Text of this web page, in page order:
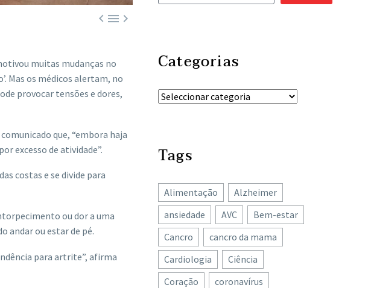

muitas mudanças no
Mas os médicos alertam, no
provocar tensões e dores,
que, “embora haja
excesso de atividade”.
costas e se divide para
ou dor a uma
andar ou estar de pé.
para artrite”, afirma
Categorias
Tags
Alimentação
Alzheimer
ansiedade
AVC
Bem-estar
Cancro
cancro da mama
Cardiologia
Ciência
Coração
coronavírus